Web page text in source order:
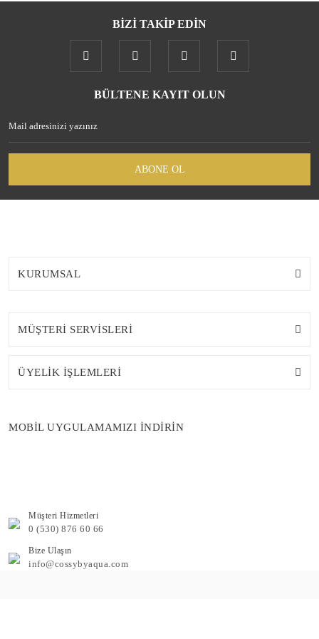
Gönder
BİZİ TAKİP EDİN
BÜLTENE KAYIT OLUN
ABONE OL
KURUMSAL
MÜŞTERİ SERVİSLERİ
ÜYELİK İŞLEMLERİ
MOBİL UYGULAMAMIZI İNDİRİN
Müşteri Hizmetleri
0 (530) 876 60 66
Bize Ulaşın
info@cossybyaqua.com